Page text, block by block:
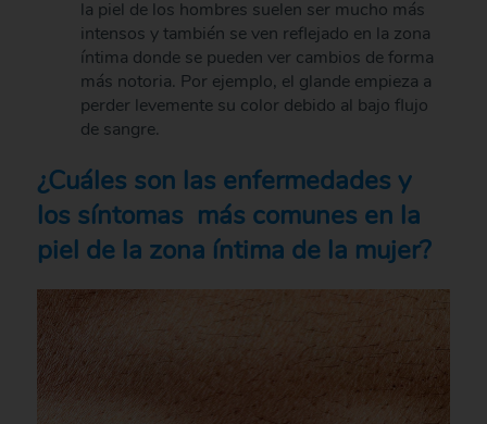
la piel de los hombres suelen ser mucho más
intensos y también se ven reflejado en la zona
íntima donde se pueden ver cambios de forma
más notoria. Por ejemplo, el glande empieza a
perder levemente su color debido al bajo flujo
de sangre.
¿Cuáles son las enfermedades y
los síntomas más comunes en la
piel de la zona íntima de la mujer?